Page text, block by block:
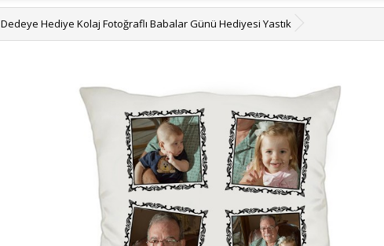
Dedeye Hediye Kolaj Fotoğraflı Babalar Günü Hediyesi Yastık